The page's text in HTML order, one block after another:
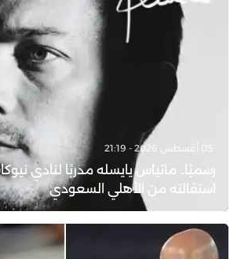
رسميًا.. ماتياس يايسله مدربًا لنادي
استقالته من الأهلي السعودي